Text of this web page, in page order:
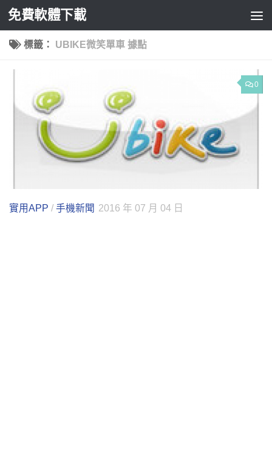
Skip to content
免費軟體下載
標籤： UBIKE微笑單車 據點
0
實用APP / 手機新聞 2016 年 07 月 04 日